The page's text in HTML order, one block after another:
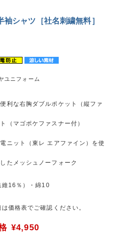
シャツ［社名刺繍無料］
ユニフォーム
利な右胸ダブルポケット（縦ファ
（マゴポケファスナー付）
ニット（東レ エアファイン）を使
たメッシュノーフォーク
維16％）・綿10
は価格表でご確認ください。
¥4,950